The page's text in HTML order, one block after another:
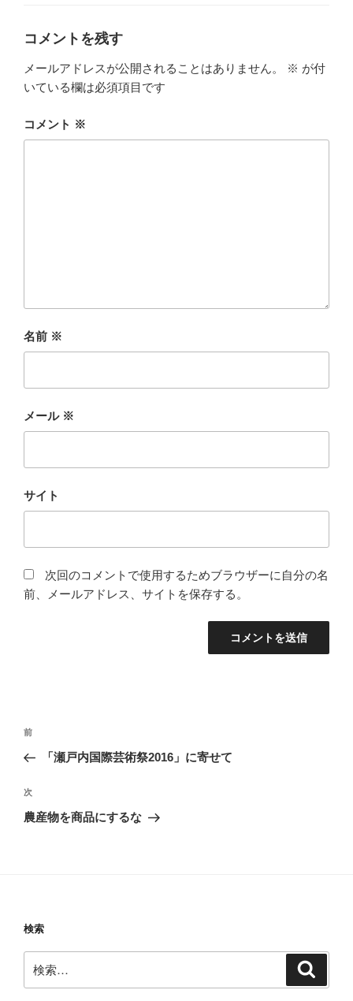
コメントを残す
メールアドレスが公開されることはありません。 ※ が付
いている欄は必須項目です
コメント ※
名前 ※
メール ※
サイト
次回のコメントで使用するためブラウザーに自分の名
前、メールアドレス、サイトを保存する。
投
ナ
ビ
ゲ
前
の
稿
前
「瀬戸内国際芸術祭2016」に寄せて
次
の
次
農産物を商品にするな
検索
索: